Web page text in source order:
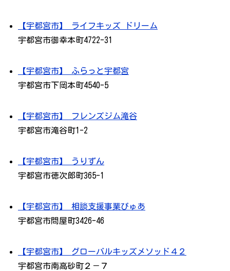
【宇都宮市】 ライフキッズ ドリーム
宇都宮市御幸本町4722-31
【宇都宮市】 ふらっと宇都宮
宇都宮市下岡本町4540-5
【宇都宮市】 フレンズジム滝谷
宇都宮市滝谷町1-2
【宇都宮市】 うりずん
宇都宮市徳次郎町365-1
【宇都宮市】 相談支援事業ぴゅあ
宇都宮市問屋町3426-46
【宇都宮市】 グローバルキッズメソッド４２
宇都宮市南高砂町２－７